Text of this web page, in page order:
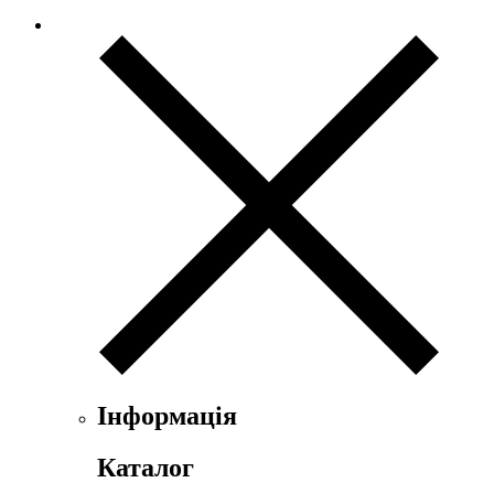
Інформація
Каталог